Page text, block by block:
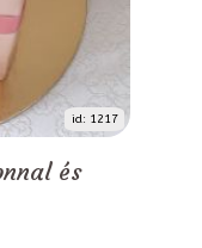
id: 1217
és